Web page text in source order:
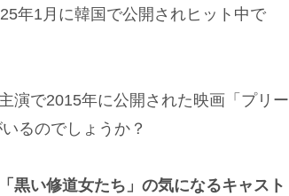
年1月に韓国で公開されヒット中で
演で2015年に公開された映画「プリー
るのでしょうか？
黒い修道女たち」の気になるキャスト